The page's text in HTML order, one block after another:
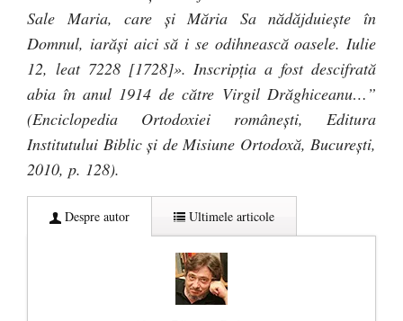
Sale Maria, care şi Măria Sa nădăjduieşte în
Domnul, iarăşi aici să i se odihnească oasele. Iulie
12, leat 7228 [1728]». Inscripţia a fost descifrată
abia în anul 1914 de către Virgil Drăghiceanu…”
(Enciclopedia Ortodoxiei româneşti, Editura
Institutului Biblic şi de Misiune Ortodoxă, Bucureşti,
2010, p. 128).
Despre autor Ultimele articole